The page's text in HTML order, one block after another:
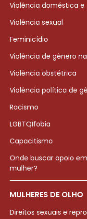
Violência doméstica
Violência sexual
Feminicídio
Violência de gênero
Violência obstétrica
Violência política de
Racismo
LGBTQIfobia
Capacitismo
Onde buscar apoio
mulher?
MULHERES DE OLHO
Direitos sexuais e